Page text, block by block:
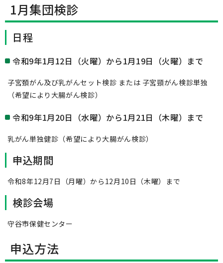
1月集団検診
日程
令和9年1月12日（火曜）から1月19日（火曜）まで
子宮頚がん及び乳がんセット検診 または 子宮頸がん検診単独
（希望により大腸がん検診）
令和9年1月20日（水曜）から1月21日（木曜）まで
乳がん単独健診（希望により大腸がん検診）
申込期間
令和8年12月7日（月曜）から12月10日（木曜）まで
検診会場
守谷市保健センター
申込方法